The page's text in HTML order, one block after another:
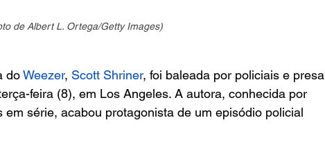
de Albert L. Ortega/Getty Images)
do Weezer, Scott Shriner, foi baleada por policiais e presa
feira (8), em Los Angeles. A autora, conhecida por
série, acabou protagonista de um episódio policial